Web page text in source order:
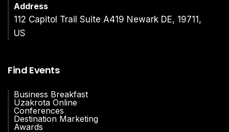
Address
112 Capitol Trail Suite A419 Newark DE, 19711,
US
Find Events
Business Breakfast
Uzakrota Online
Conferences
Destination Marketing
Awards